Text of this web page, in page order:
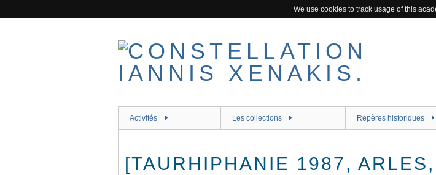
We use cookies to track usage of this
Activités Les collections Repères historiques
[TAURHIPHANIE 1987,